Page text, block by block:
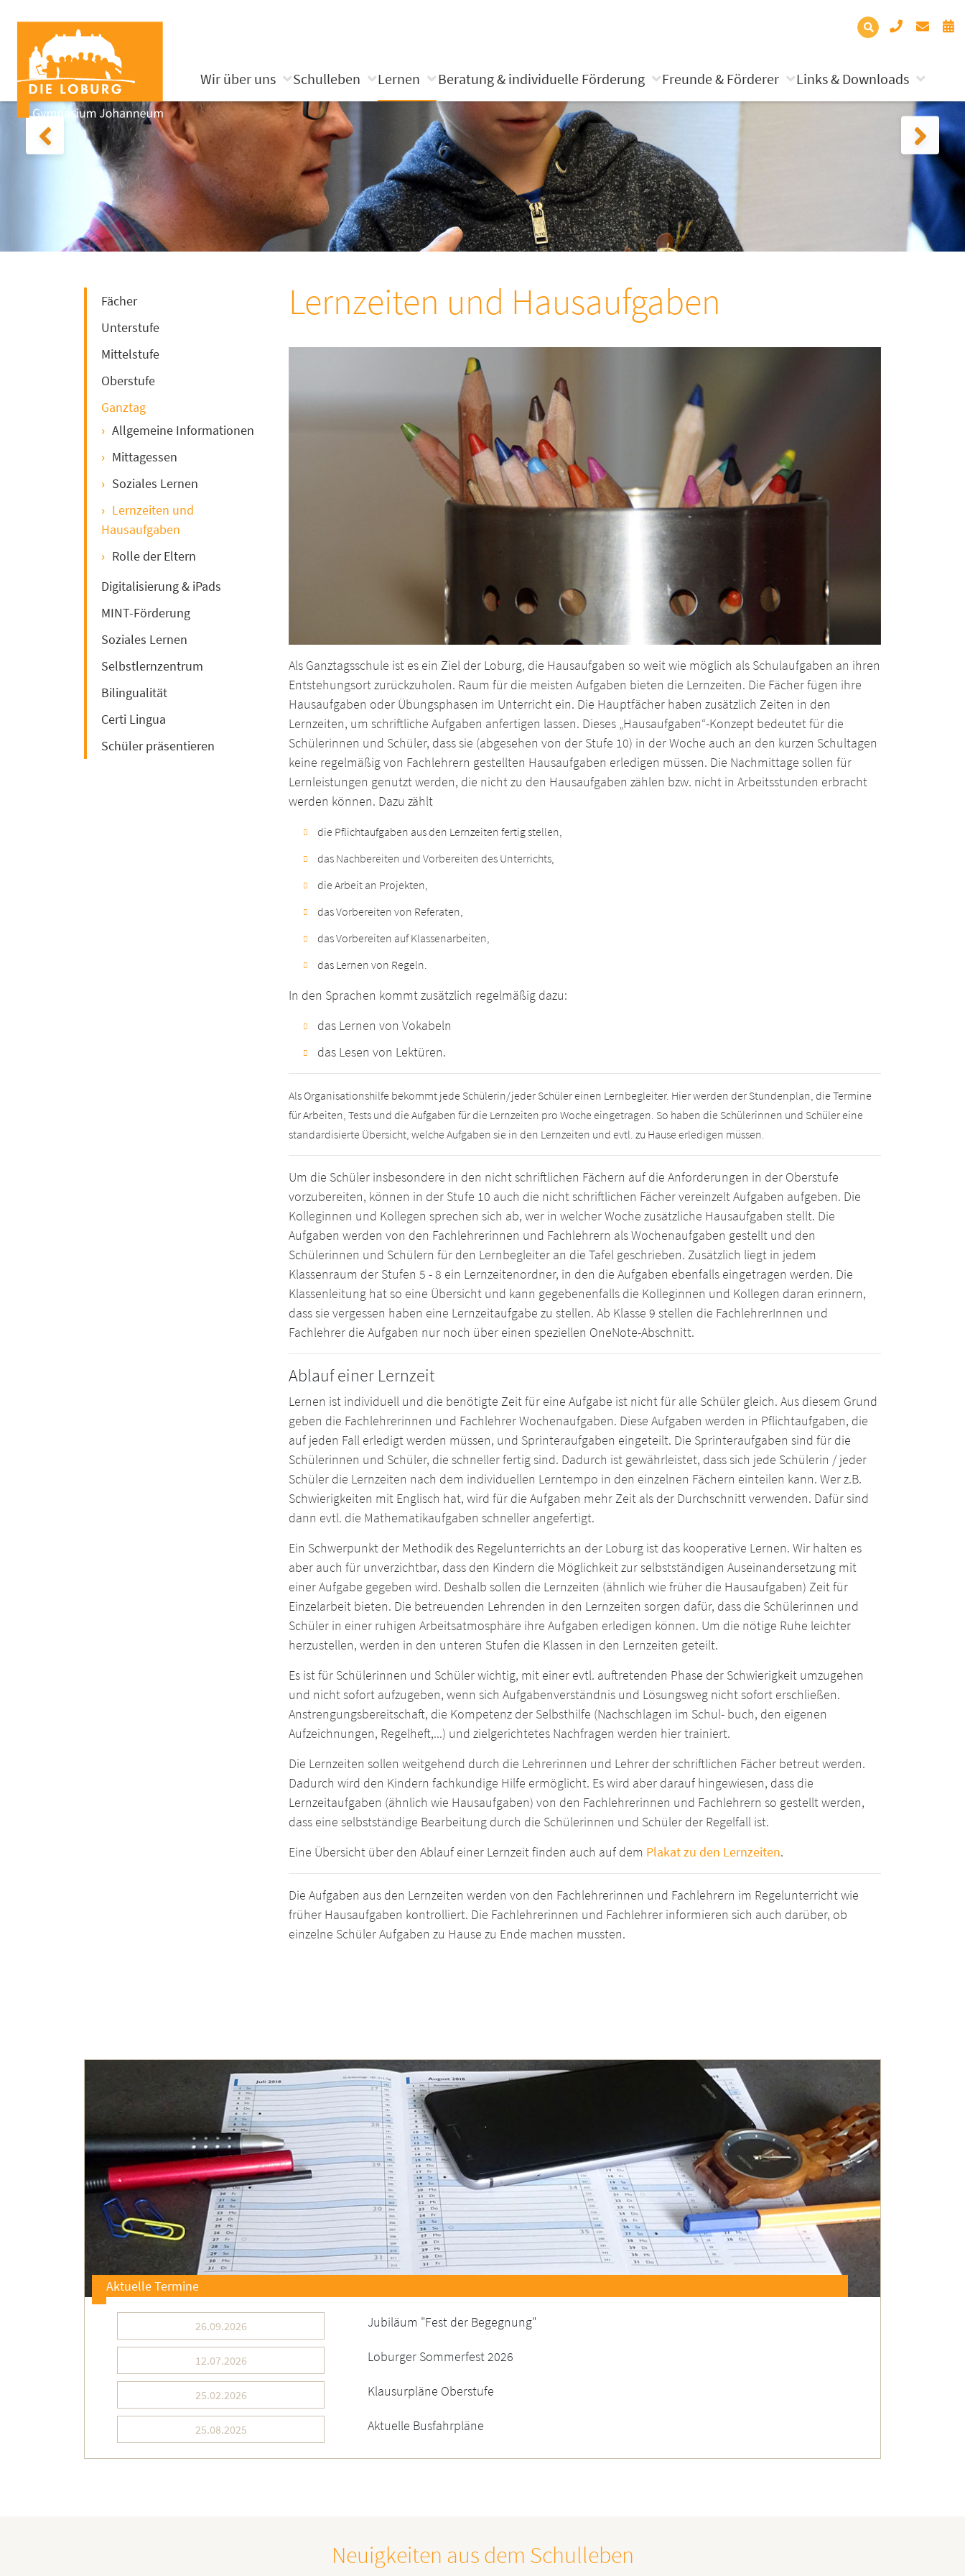
Wir über uns Schulleben Lernen Beratung & individuelle Förderung Freunde & Förderer Links & Downloads
Fächer
Unterstufe
Mittelstufe
Oberstufe
Ganztag
Allgemeine Informationen
Mittagessen
Soziales Lernen
Lernzeiten und
Hausaufgaben
Rolle der Eltern
Digitalisierung & iPads
MINT-Förderung
Soziales Lernen
Selbstlernzentrum
Bilingualität
Certi Lingua
Schüler präsentieren
Lernzeiten und Hausaufgaben
Als Ganztagsschule ist es ein Ziel der Loburg, die Hausaufgaben so weit wie möglich als Schulaufgaben an ihren
Entstehungsort zurückzuholen. Raum für die meisten Aufgaben bieten die Lernzeiten. Die Fächer fügen ihre
Hausaufgaben oder Übungsphasen im Unterricht ein. Die Hauptfächer haben zusätzlich Zeiten in den
Lernzeiten, um schriftliche Aufgaben anfertigen lassen. Dieses „Hausaufgaben“-Konzept bedeutet für die
Schülerinnen und Schüler, dass sie (abgesehen von der Stufe 10) in der Woche auch an den kurzen Schultagen
keine regelmäßig von Fachlehrern gestellten Hausaufgaben erledigen müssen. Die Nachmittage sollen für
Lernleistungen genutzt werden, die nicht zu den Hausaufgaben zählen bzw. nicht in Arbeitsstunden erbracht
werden können. Dazu zählt
die Pflichtaufgaben aus den Lernzeiten fertig stellen,
das Nachbereiten und Vorbereiten des Unterrichts,
die Arbeit an Projekten,
das Vorbereiten von Referaten,
das Vorbereiten auf Klassenarbeiten,
das Lernen von Regeln.
In den Sprachen kommt zusätzlich regelmäßig dazu:
das Lernen von Vokabeln
das Lesen von Lektüren.
Als Organisationshilfe bekommt jede Schülerin/jeder Schüler einen Lernbegleiter. Hier werden der Stundenplan, die Termine
für Arbeiten, Tests und die Aufgaben für die Lernzeiten pro Woche eingetragen. So haben die Schülerinnen und Schüler eine
standardisierte Übersicht, welche Aufgaben sie in den Lernzeiten und evtl. zu Hause erledigen müssen.
Um die Schüler insbesondere in den nicht schriftlichen Fächern auf die Anforderungen in der Oberstufe
vorzubereiten, können in der Stufe 10 auch die nicht schriftlichen Fächer vereinzelt Aufgaben aufgeben. Die
Kolleginnen und Kollegen sprechen sich ab, wer in welcher Woche zusätzliche Hausaufgaben stellt. Die
Aufgaben werden von den Fachlehrerinnen und Fachlehrern als Wochenaufgaben gestellt und den
Schülerinnen und Schülern für den Lernbegleiter an die Tafel geschrieben. Zusätzlich liegt in jedem
Klassenraum der Stufen 5 - 8 ein Lernzeitenordner, in den die Aufgaben ebenfalls eingetragen werden. Die
Klassenleitung hat so eine Übersicht und kann gegebenenfalls die Kolleginnen und Kollegen daran erinnern,
dass sie vergessen haben eine Lernzeitaufgabe zu stellen. Ab Klasse 9 stellen die FachlehrerInnen und
Fachlehrer die Aufgaben nur noch über einen speziellen OneNote-Abschnitt.
Ablauf einer Lernzeit
Lernen ist individuell und die benötigte Zeit für eine Aufgabe ist nicht für alle Schüler gleich. Aus diesem Grund
geben die Fachlehrerinnen und Fachlehrer Wochenaufgaben. Diese Aufgaben werden in Pflichtaufgaben, die
auf jeden Fall erledigt werden müssen, und Sprinteraufgaben eingeteilt. Die Sprinteraufgaben sind für die
Schülerinnen und Schüler, die schneller fertig sind. Dadurch ist gewährleistet, dass sich jede Schülerin / jeder
Schüler die Lernzeiten nach dem individuellen Lerntempo in den einzelnen Fächern einteilen kann. Wer z.B.
Schwierigkeiten mit Englisch hat, wird für die Aufgaben mehr Zeit als der Durchschnitt verwenden. Dafür sind
dann evtl. die Mathematikaufgaben schneller angefertigt.
Ein Schwerpunkt der Methodik des Regelunterrichts an der Loburg ist das kooperative Lernen. Wir halten es
aber auch für unverzichtbar, dass den Kindern die Möglichkeit zur selbstständigen Auseinandersetzung mit
einer Aufgabe gegeben wird. Deshalb sollen die Lernzeiten (ähnlich wie früher die Hausaufgaben) Zeit für
Einzelarbeit bieten. Die betreuenden Lehrenden in den Lernzeiten sorgen dafür, dass die Schülerinnen und
Schüler in einer ruhigen Arbeitsatmosphäre ihre Aufgaben erledigen können. Um die nötige Ruhe leichter
herzustellen, werden in den unteren Stufen die Klassen in den Lernzeiten geteilt.
Es ist für Schülerinnen und Schüler wichtig, mit einer evtl. auftretenden Phase der Schwierigkeit umzugehen
und nicht sofort aufzugeben, wenn sich Aufgabenverständnis und Lösungsweg nicht sofort erschließen.
Anstrengungsbereitschaft, die Kompetenz der Selbsthilfe (Nachschlagen im Schul- buch, den eigenen
Aufzeichnungen, Regelheft,...) und zielgerichtetes Nachfragen werden hier trainiert.
Die Lernzeiten sollen weitgehend durch die Lehrerinnen und Lehrer der schriftlichen Fächer betreut werden.
Dadurch wird den Kindern fachkundige Hilfe ermöglicht. Es wird aber darauf hingewiesen, dass die
Lernzeitaufgaben (ähnlich wie Hausaufgaben) von den Fachlehrerinnen und Fachlehrern so gestellt werden,
dass eine selbstständige Bearbeitung durch die Schülerinnen und Schüler der Regelfall ist.
Eine Übersicht über den Ablauf einer Lernzeit finden auch auf dem Plakat zu den Lernzeiten.
Die Aufgaben aus den Lernzeiten werden von den Fachlehrerinnen und Fachlehrern im Regelunterricht wie
früher Hausaufgaben kontrolliert. Die Fachlehrerinnen und Fachlehrer informieren sich auch darüber, ob
einzelne Schüler Aufgaben zu Hause zu Ende machen mussten.
Aktuelle Termine
26.09.2026 Jubiläum "Fest der Begegnung"
12.07.2026 Loburger Sommerfest 2026
25.02.2026 Klausurpläne Oberstufe
25.08.2025 Aktuelle Busfahrpläne
Neuigkeiten aus dem Schulleben